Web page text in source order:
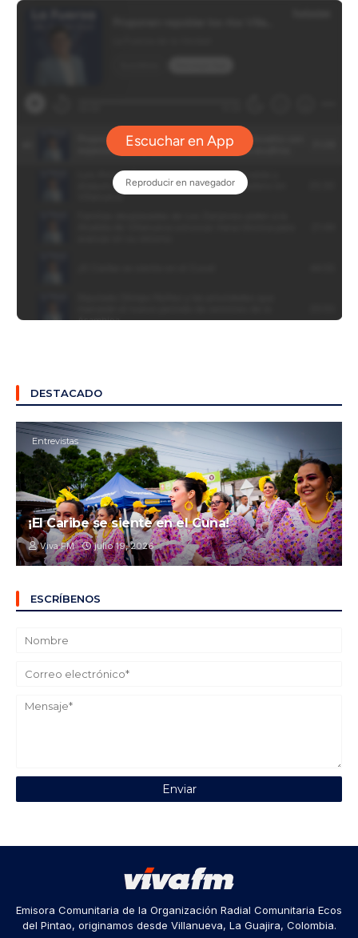
DESTACADO
Entrevistas
¡El Caribe se siente en el Cuna!
Viva FM julio 19, 2026
ESCRÍBENOS
Emisora Comunitaria de la Organización Radial Comunitaria Ecos
del Pintao, originamos desde Villanueva, La Guajira, Colombia.